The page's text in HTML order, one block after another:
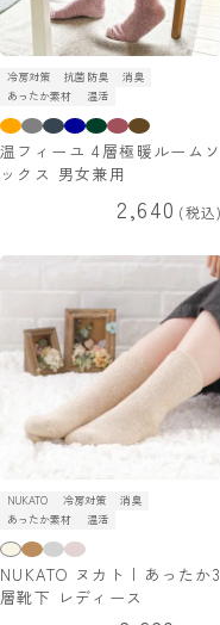
冷房対策 抗菌防臭
消臭
あったか素材
温活
温フィーユ 4層極暖ルームソ
ックス 男女兼用
2,640 税込
NUKATO 冷房対策
消臭
あったか素材
温活
NUKATO ヌカト | あったか3
層靴下 レディース